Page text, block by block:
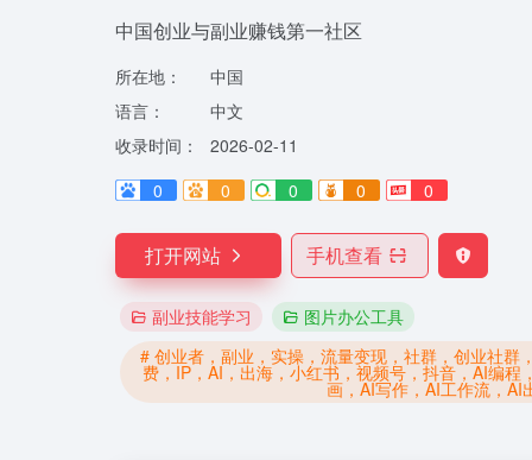
中国创业与副业赚钱第一社区
所在地：
中国
语言：
中文
收录时间：
2026-02-11
0
0 0 0 0
打开网站 手机查看
副业技能学习
图片办公工具
# 创业者，副业，实操，流量变现，社群，创业社
费，IP，AI，出海，小红书，视频号，抖音，AI编
画，AI写作，AI工作流，AI